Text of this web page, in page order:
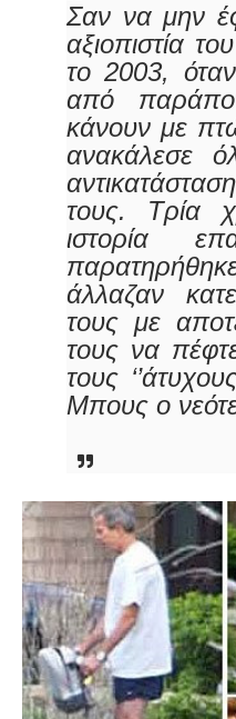
Σαν να μην
αξιοπιστία
το 2003,
από
κάνουν με
ανακάλεσε
τους. Τρία
ιστορία
άλλαζαν
τους με
τους να
τους
Μπους ο